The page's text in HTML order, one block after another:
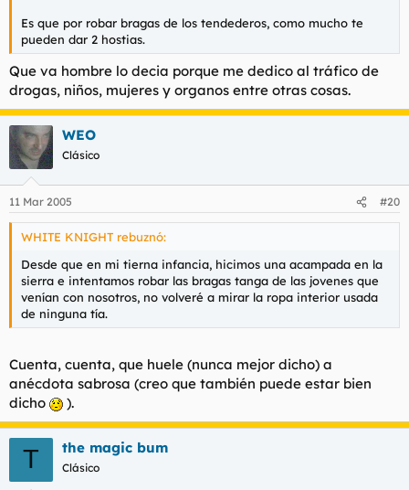
Es que por robar bragas de los tendederos, como mucho te
pueden dar 2 hostias.
Que va hombre lo decia porque me dedico al tráfico de
drogas, niños, mujeres y organos entre otras cosas.
WEO
Clásico
11 Mar 2005 #20
WHITE KNIGHT rebuznó:
Desde que en mi tierna infancia, hicimos una acampada en la
sierra e intentamos robar las bragas tanga de las jovenes que
venían con nosotros, no volveré a mirar la ropa interior usada
de ninguna tía.
Cuenta, cuenta, que huele (nunca mejor dicho) a
anécdota sabrosa (creo que también puede estar bien
dicho
).
T the magic bum
Clásico